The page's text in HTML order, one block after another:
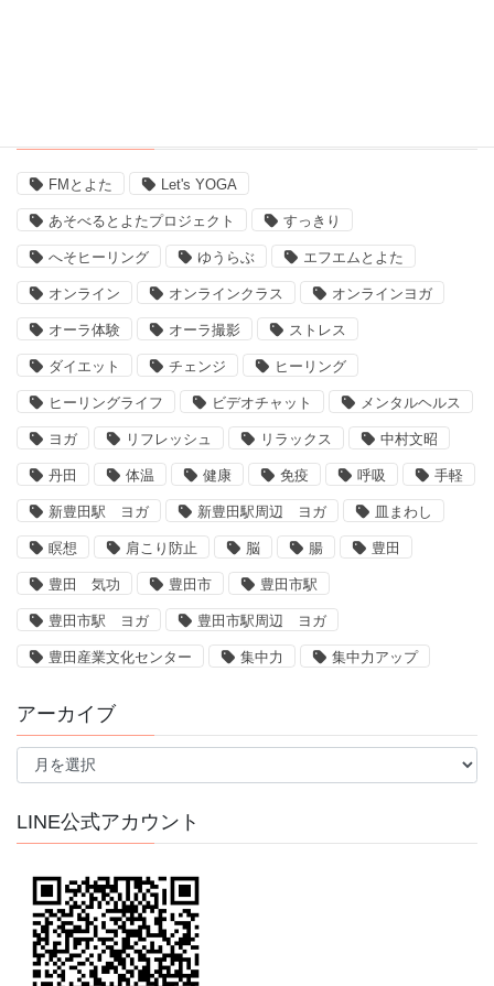
FMとよた Let's YOGA
あそべるとよたプロジェクト すっきり
へそヒーリング ゆうらぶ エフエムとよた
オンライン オンラインクラス オンラインヨガ
オーラ体験 オーラ撮影 ストレス
ダイエット チェンジ ヒーリング
ヒーリングライフ ビデオチャット メンタルヘルス
ヨガ リフレッシュ リラックス 中村文昭
丹田 体温 健康 免疫 呼吸 手軽
新豊田駅 ヨガ 新豊田駅周辺 ヨガ 皿まわし
瞑想 肩こり防止 脳 腸 豊田
豊田 気功 豊田市 豊田市駅
豊田市駅 ヨガ 豊田市駅周辺 ヨガ
豊田産業文化センター 集中力 集中力アップ
アーカイブ
ア
イ
LINE公式アカウント